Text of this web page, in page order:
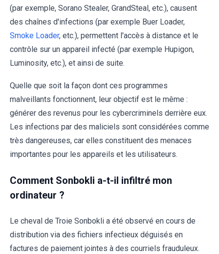
(par exemple, Sorano Stealer, GrandSteal, etc.), causent
des chaînes d'infections (par exemple Buer Loader,
Smoke Loader, etc.), permettent l'accès à distance et le
contrôle sur un appareil infecté (par exemple Hupigon,
Luminosity, etc.), et ainsi de suite.
Quelle que soit la façon dont ces programmes
malveillants fonctionnent, leur objectif est le même :
générer des revenus pour les cybercriminels derrière eux.
Les infections par des maliciels sont considérées comme
très dangereuses, car elles constituent des menaces
importantes pour les appareils et les utilisateurs.
Comment Sonbokli a-t-il infiltré mon
ordinateur ?
Le cheval de Troie Sonbokli a été observé en cours de
distribution via des fichiers infectieux déguisés en
factures de paiement jointes à des courriels frauduleux.